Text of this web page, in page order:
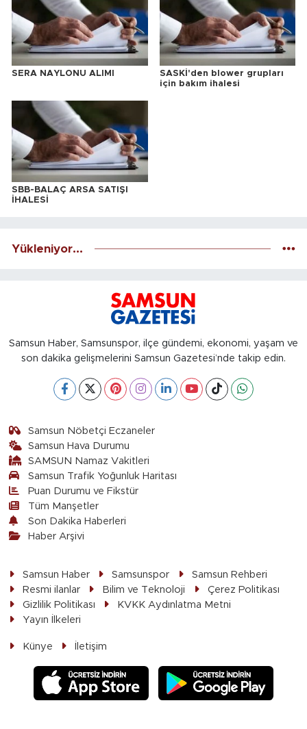
SERA NAYLONU ALIMI
SASKİ'den blower grupları
için bakım ihalesi
SBB-BALAÇ ARSA SATIŞI
İHALESİ
Yükleniyor...
Samsun Haber, Samsunspor, ilçe gündemi, ekonomi, yaşam ve
son dakika gelişmelerini Samsun Gazetesi’nde takip edin.
Samsun Nöbetçi Eczaneler
Samsun Hava Durumu
SAMSUN Namaz Vakitleri
Samsun Trafik Yoğunluk Haritası
Puan Durumu ve Fikstür
Tüm Manşetler
Son Dakika Haberleri
Haber Arşivi
Samsun Haber Samsunspor
Samsun Rehberi
Resmi ilanlar
Bilim ve Teknoloji
Çerez Politikası
Gizlilik Politikası
KVKK Aydınlatma Metni
Yayın İlkeleri
Künye İletişim